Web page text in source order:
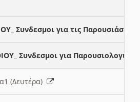
Συνδεσμοι για τις Παρουσιάσεις
Συνδεσμοι για Παρουσιολογια
(Δευτέρα)